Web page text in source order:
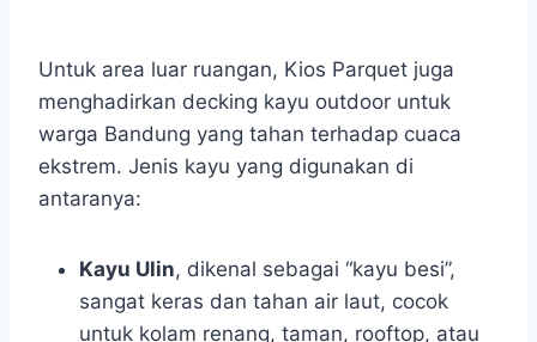
Untuk area luar ruangan, Kios Parquet juga
menghadirkan decking kayu outdoor untuk
warga Bandung yang tahan terhadap cuaca
ekstrem. Jenis kayu yang digunakan di
antaranya:
Kayu Ulin, dikenal sebagai “kayu besi”,
sangat keras dan tahan air laut, cocok
untuk kolam renang, taman, rooftop, atau